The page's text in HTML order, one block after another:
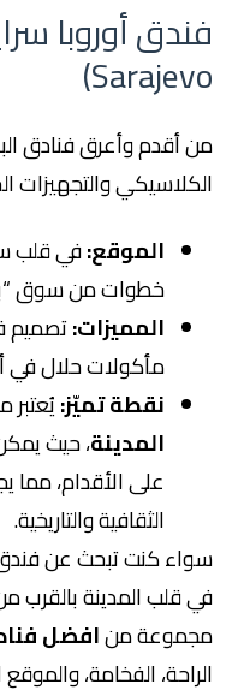
Sarajevo)
من أقدم وأعرق فنادق
الكلاسيكي والتجهيزات
الموقع:في قلب
خطوات من سوق
المميزات:تصميم
مأكولات حلال في
نقطة تميّز:يُعتبر
المدينة، حيث
على الأقدام، مما
الثقافية والتاريخية.
سواء كنت تبحث عن فندق
في قلب المدينة بالقرب
مجموعة منافضل
الراحة، الفخامة،